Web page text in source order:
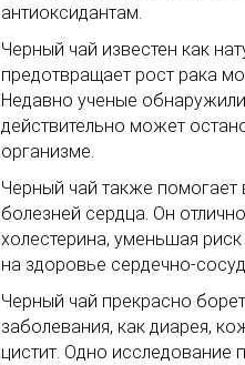
антиоксидантам.
Черный чай известен как
предотвращает рост рака
Недавно ученые
действительно может
организме.
Черный чай также помогает
болезней сердца. Он
холестерина, уменьшая
на здоровье сердечно-
Черный чай прекрасно
заболевания, как диарея,
цистит. Одно исследование